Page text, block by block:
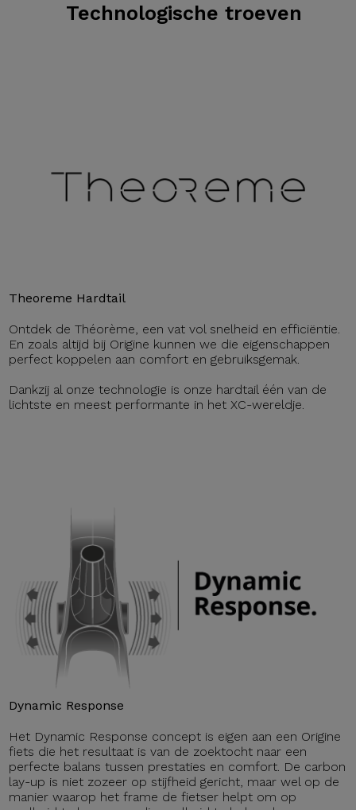
Technologische troeven
Theoreme Hardtail
Ontdek de Théorème, een vat vol snelheid en efficiëntie.
En zoals altijd bij Origine kunnen we die eigenschappen
perfect koppelen aan comfort en gebruiksgemak.
Dankzij al onze technologie is onze hardtail één van de
lichtste en meest performante in het XC-wereldje.
Dynamic Response
Het Dynamic Response concept is eigen aan een Origine
fiets die het resultaat is van de zoektocht naar een
perfecte balans tussen prestaties en comfort. De carbon
lay-up is niet zozeer op stijfheid gericht, maar wel op de
manier waarop het frame de fietser helpt om op